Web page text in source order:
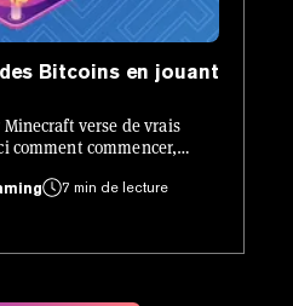
Bitcoins en jouant
verse de vrais
comment commencer,
7 min de lecture